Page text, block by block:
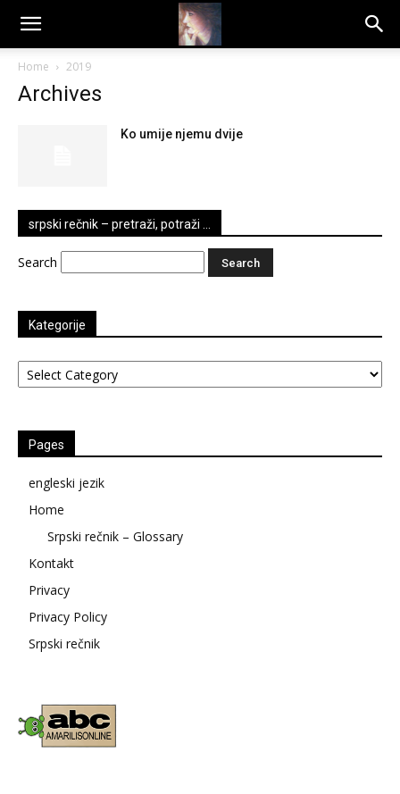
Dragana
Amarilis
Home 2019
Archives
Ko umije njemu dvije
srpski rečnik – pretraži, potraži …
Search
Kategorije
Kategorije
Pages
engleski jezik
Home
Srpski rečnik – Glossary
Kontakt
Privacy
Privacy Policy
Srpski rečnik